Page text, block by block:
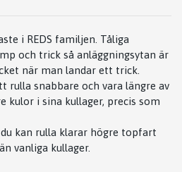
i REDS familjen. Tåliga
och trick så anläggningsytan är
när man landar ett trick.
rulla snabbare och vara längre av
kulor i sina kullager, precis som
kan rulla klarar högre topfart
vanliga kullager.